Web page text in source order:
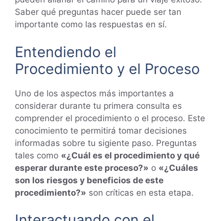
Saber qué preguntas hacer puede ser tan
importante como las respuestas en sí.
Entendiendo el
Procedimiento y el Proceso
Uno de los aspectos más importantes a
considerar durante tu primera consulta es
comprender el procedimiento o el proceso. Este
conocimiento te permitirá tomar decisiones
informadas sobre tu sigiente paso. Preguntas
tales como «¿Cuál es el procedimiento y qué
esperar durante este proceso?» o «¿Cuáles
son los riesgos y beneficios de este
procedimiento?» son críticas en esta etapa.